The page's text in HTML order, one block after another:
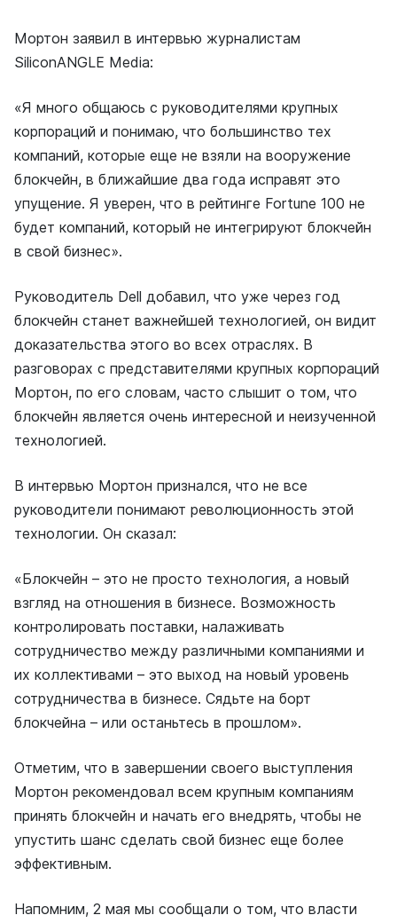
Мортон заявил в интервью журналистам
SiliconANGLE Media:
«Я много общаюсь с руководителями крупных
корпораций и понимаю, что большинство тех
компаний, которые еще не взяли на вооружение
блокчейн, в ближайшие два года исправят это
упущение. Я уверен, что в рейтинге Fortune 100 не
будет компаний, который не интегрируют блокчейн
в свой бизнес».
Руководитель Dell добавил, что уже через год
блокчейн станет важнейшей технологией, он видит
доказательства этого во всех отраслях. В
разговорах с представителями крупных корпораций
Мортон, по его словам, часто слышит о том, что
блокчейн является очень интересной и неизученной
технологией.
В интервью Мортон признался, что не все
руководители понимают революционность этой
технологии. Он сказал:
«Блокчейн – это не просто технология, а новый
взгляд на отношения в бизнесе. Возможность
контролировать поставки, налаживать
сотрудничество между различными компаниями и
их коллективами – это выход на новый уровень
сотрудничества в бизнесе. Сядьте на борт
блокчейна – или останьтесь в прошлом».
Отметим, что в завершении своего выступления
Мортон рекомендовал всем крупным компаниям
принять блокчейн и начать его внедрять, чтобы не
упустить шанс сделать свой бизнес еще более
эффективным.
Напомним, 2 мая мы сообщали о том, что власти